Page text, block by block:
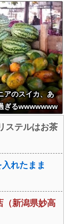
アのスイカ、あ
ぎるwwwwwww
ステルはお茶
れたまま
（新潟県妙高